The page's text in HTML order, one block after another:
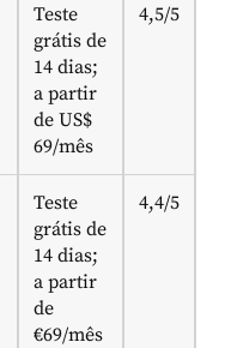
Teste
grátis de
14 dias;
a partir
de US$
69/mês
4,5/5
Teste
grátis de
14 dias;
a partir
de
€69/mês
4,4/5